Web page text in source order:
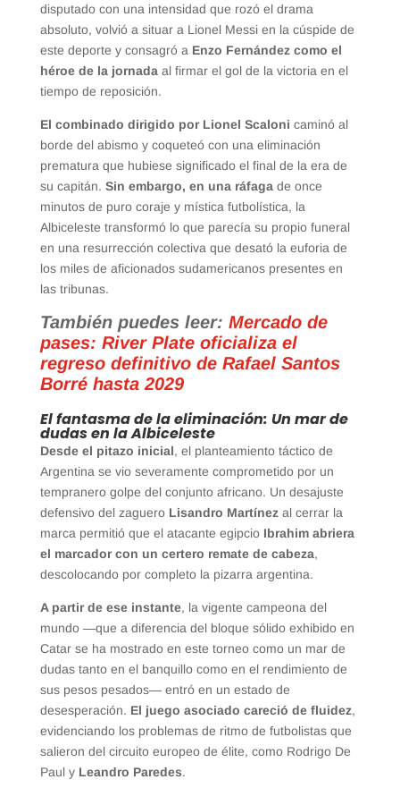
disputado con una intensidad que rozó el drama
absoluto, volvió a situar a Lionel Messi en la cúspide de
este deporte y consagró a Enzo Fernández como el
héroe de la jornada al firmar el gol de la victoria en el
tiempo de reposición.
El combinado dirigido por Lionel Scaloni caminó al
borde del abismo y coqueteó con una eliminación
prematura que hubiese significado el final de la era de
su capitán. Sin embargo, en una ráfaga de once
minutos de puro coraje y mística futbolística, la
Albiceleste transformó lo que parecía su propio funeral
en una resurrección colectiva que desató la euforia de
los miles de aficionados sudamericanos presentes en
las tribunas.
También puedes leer: Mercado de
pases: River Plate oficializa el
regreso definitivo de Rafael Santos
Borré hasta 2029
El fantasma de la eliminación: Un mar de
dudas en la Albiceleste
Desde el pitazo inicial, el planteamiento táctico de
Argentina se vio severamente comprometido por un
tempranero golpe del conjunto africano. Un desajuste
defensivo del zaguero Lisandro Martínezal cerrar la
marca permitió que el atacante egipcio Ibrahim abriera
el marcador con un certero remate de cabeza,
descolocando por completo la pizarra argentina.
A partir de ese instante, la vigente campeona del
mundo —que a diferencia del bloque sólido exhibido en
Catar se ha mostrado en este torneo como un mar de
dudas tanto en el banquillo como en el rendimiento de
sus pesos pesados— entró en un estado de
desesperación. El juego asociado careció de fluidez,
evidenciando los problemas de ritmo de futbolistas que
salieron del circuito europeo de élite, como Rodrigo De
Paul y Leandro Paredes.